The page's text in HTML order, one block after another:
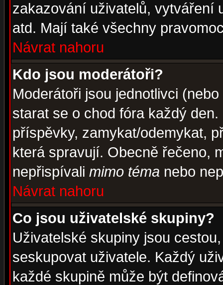
zakazování uživatelů, vytváření
atd. Mají také všechny
Návrat nahoru
Kdo jsou moderátoři?
Moderátoři jsou jednotlivci
starat se o chod fóra každý
příspěvky, zamykat/odemykat,
která spravují. Obecně řečeno,
nepřispívali mimo téma nebo
Návrat nahoru
Co jsou uživatelské skupiny?
Uživatelské skupiny jsou
seskupovat uživatele. Každý
každé skupině může být